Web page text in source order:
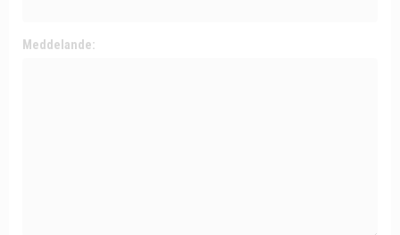
Meddelande: